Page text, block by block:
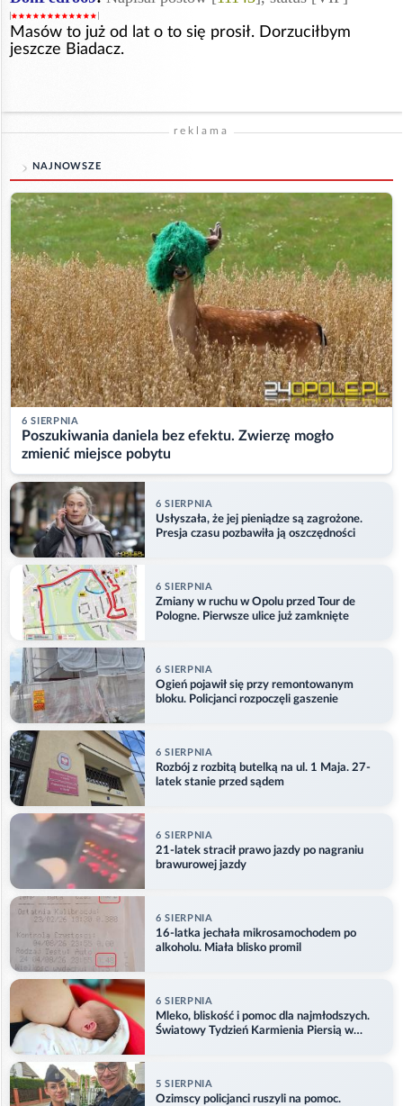
Masów to już od lat o to się prosił. Dorzuciłbym
jeszcze Biadacz.
reklama
NAJNOWSZE
6 SIERPNIA
Poszukiwania daniela bez efektu. Zwierzę mogło
zmienić miejsce pobytu
6 SIERPNIA
Usłyszała, że jej pieniądze są zagrożone.
Presja czasu pozbawiła ją oszczędności
6 SIERPNIA
Zmiany w ruchu w Opolu przed Tour de
Pologne. Pierwsze ulice już zamknięte
6 SIERPNIA
Ogień pojawił się przy remontowanym
bloku. Policjanci rozpoczęli gaszenie
6 SIERPNIA
Rozbój z rozbitą butelką na ul. 1 Maja. 27-
latek stanie przed sądem
6 SIERPNIA
21-latek stracił prawo jazdy po nagraniu
brawurowej jazdy
6 SIERPNIA
16-latka jechała mikrosamochodem po
alkoholu. Miała blisko promil
6 SIERPNIA
Mleko, bliskość i pomoc dla najmłodszych.
Światowy Tydzień Karmienia Piersią w
5 SIERPNIA
Ozimscy policjanci ruszyli na pomoc.